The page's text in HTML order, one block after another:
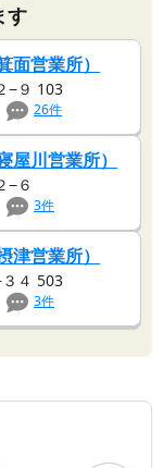
す
面営業所）
−９ 103
26件
屋川営業所）
−６
3件
津営業所）
４ 503
3件